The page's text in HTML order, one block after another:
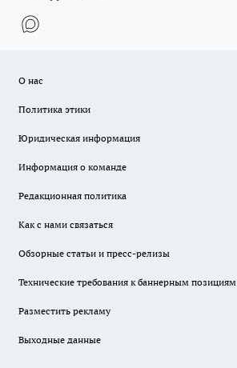
О нас
Политика этики
Юридическая информация
Информация о команде
Редакционная политика
Как с нами связаться
Обзорные статьи и пресс-релизы
Технические требования к баннерным позициям
Разместить рекламу
Выходные данные